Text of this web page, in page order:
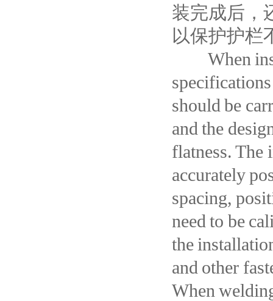
装完成后，
以保护护栏
When
should be
and the
flatness. The
accurately
spacing,
need to be
the
and other
When